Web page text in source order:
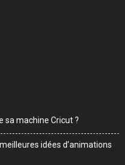
sa machine Cricut ?
idées d’animations